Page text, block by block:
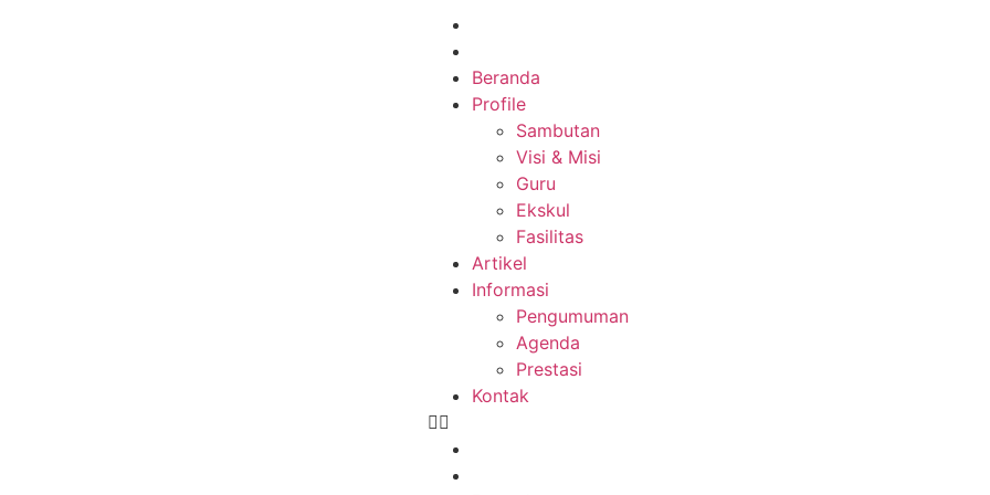
Beranda
Profile
Sambutan
Visi & Misi
Guru
Ekskul
Fasilitas
Artikel
Informasi
Pengumuman
Agenda
Prestasi
Kontak